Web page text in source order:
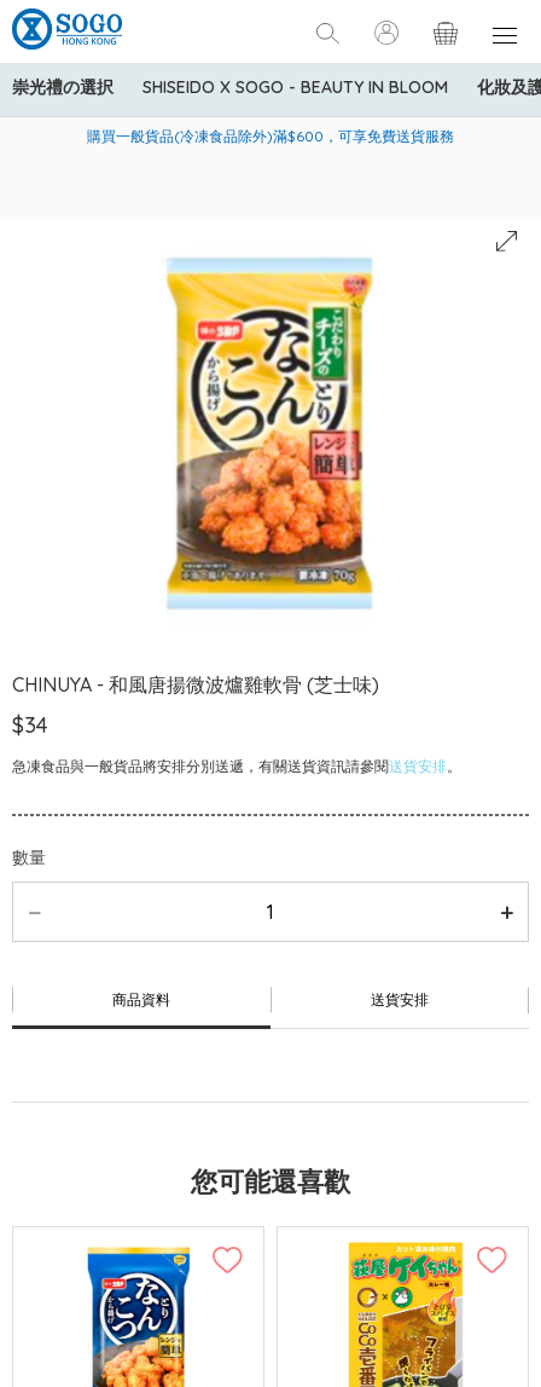
崇光禮の選択 SHISEIDO X SOGO - BEAUTY IN BLOOM 化妝及
美國運通Explorer®信用卡會員購物禮遇：高達5%簽賬回贈！
購買一般貨品(冷凍食品除外)滿$600，可享免費送貨服務
寄送中國內地服務只適用於指定商品，若訂單金額少於HK$600(折
CHINUYA - 和風唐揚微波爐雞軟骨 (芝士味)
$34
急凍食品與一般貨品將安排分別送遞，有關送貨資訊請參閱送貨安排。
數量
商品資料 送貨安排
您可能還喜歡